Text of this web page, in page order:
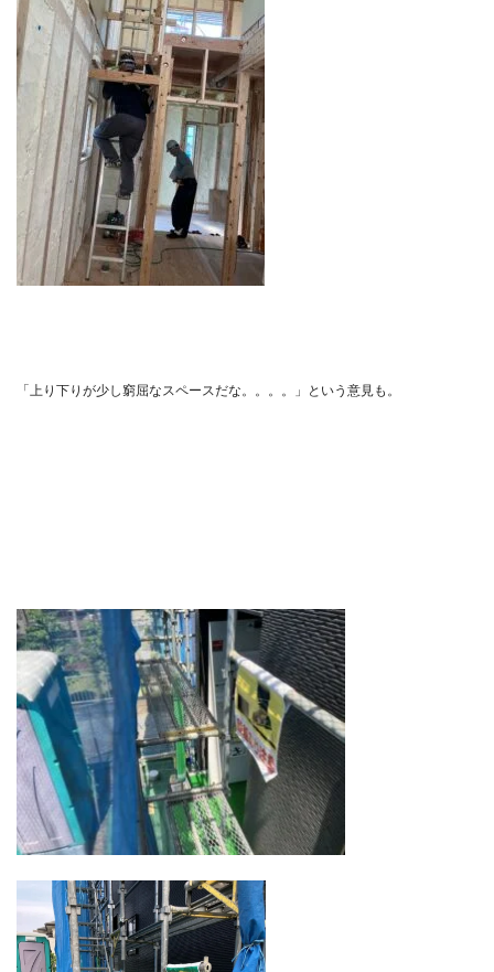
「上り下りが少し窮屈なスペースだな。。。。」という意見も。